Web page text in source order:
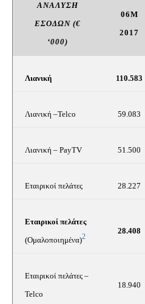
ΑΝΆΛΥΣΗ
ΕΣΌΔΩΝ (€
‘000)
06M
2017
Λιανική 110.583
Λιανική –Telco 59.083
Λιανική – PayTV 51.500
Εταιρικοί πελάτες 28.227
Εταιρικοί πελάτες
(Ομαλοποιημένα)2
28.408
Εταιρικοί πελάτες –
Telco
18.940